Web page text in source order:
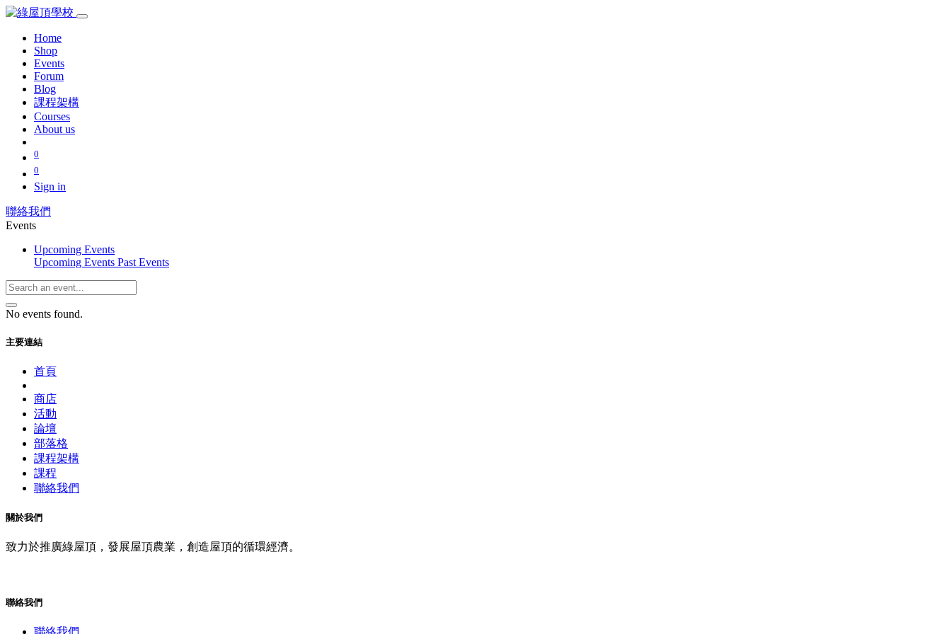
Home
Shop
Events
Forum
Blog
課程架構
Courses
About us
0
0
Sign in
聯絡我們
Events
Upcoming Events
Upcoming Events Past Events
No events found.
主要連結
首頁
商店
活動
論壇
部落格
課程架構
課程
聯絡我們
關於我們
致力於推廣綠屋頂，發展屋頂農業，創造屋頂的循環經濟。
聯絡我們
聯絡我們